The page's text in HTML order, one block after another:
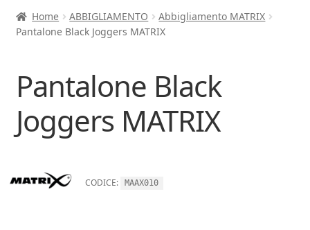
Home ABBIGLIAMENTO
Abbigliamento MATRIX
Pantalone Black Joggers MATRIX
Pantalone Black
Joggers MATRIX
CODICE: MAAX010